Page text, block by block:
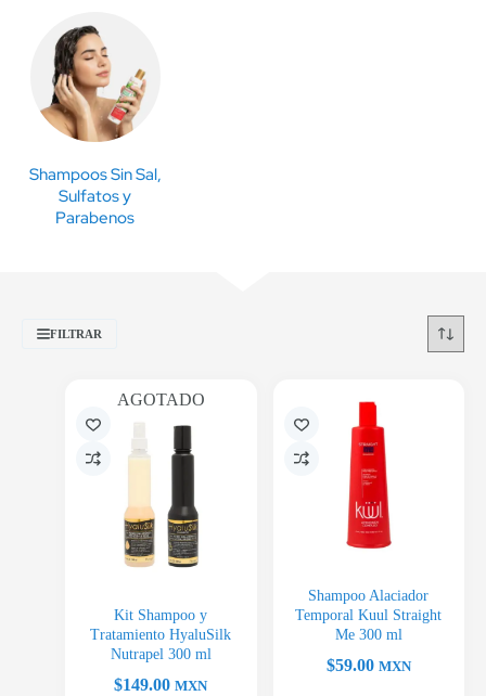
Shampoos Sin Sal,
Sulfatos y
Parabenos
FILTRAR
AGOTADO
Kit Shampoo y
Tratamiento HyaluSilk
Nutrapel 300 ml
$149.00 MXN
Shampoo Alaciador
Temporal Kuul Straight
Me 300 ml
$59.00 MXN